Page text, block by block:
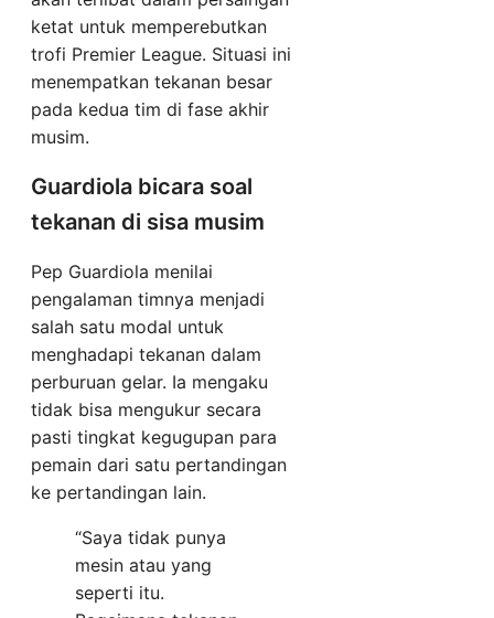
ketat untuk memperebutkan
trofi Premier League. Situasi ini
menempatkan tekanan besar
pada kedua tim di fase akhir
musim.
Guardiola bicara soal
tekanan di sisa musim
Pep Guardiola menilai
pengalaman timnya menjadi
salah satu modal untuk
menghadapi tekanan dalam
perburuan gelar. Ia mengaku
tidak bisa mengukur secara
pasti tingkat kegugupan para
pemain dari satu pertandingan
ke pertandingan lain.
“Saya tidak punya
mesin atau yang
seperti itu.